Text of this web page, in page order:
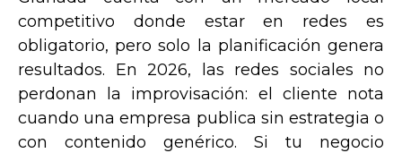
competitivo donde estar en redes es
obligatorio, pero solo la planificación genera
resultados. En 2026, las redes sociales no
perdonan la improvisación: el cliente nota
cuando una empresa publica sin estrategia o
con contenido genérico. Si tu negocio